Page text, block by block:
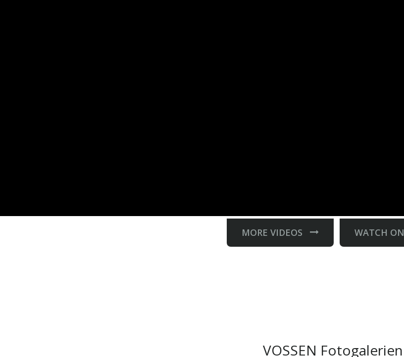
MORE VIDEOS WATCH ON
VOSSEN Fotogalerien